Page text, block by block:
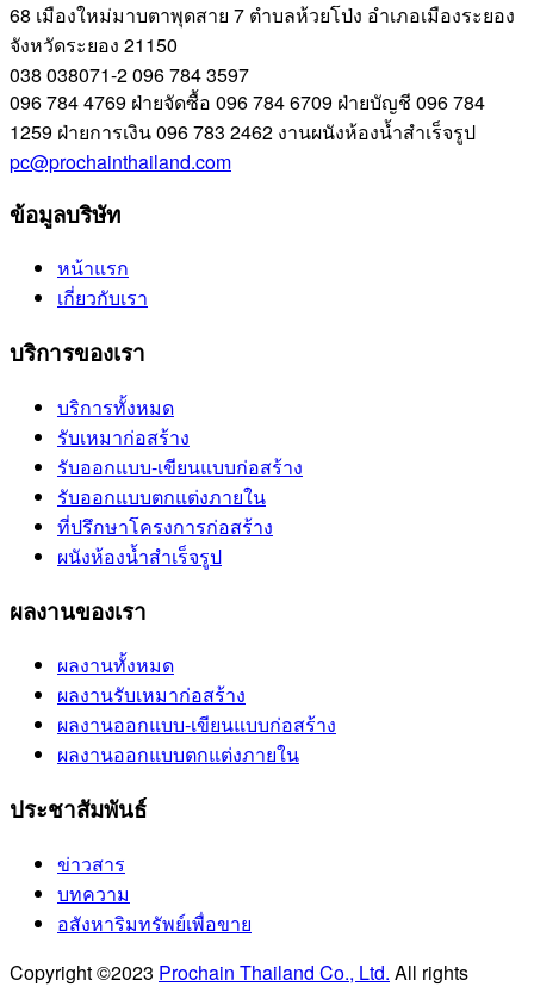
68 เมืองใหม่มาบตาพุดสาย 7 ตำบลห้วยโป่ง อำเภอเมืองระยอง
จังหวัดระยอง 21150
038 038071-2096 784 3597
096 784 4769 ฝ่ายจัดซื้อ 096 784 6709 ฝ่ายบัญชี 096 784
1259 ฝ่ายการเงิน096 783 2462 งานผนังห้องน้ำสำเร็จรูป
pc@prochainthailand.com
ข้อมูลบริษัท
หน้าแรก
เกี่ยวกับเรา
บริการของเรา
บริการทั้งหมด
รับเหมาก่อสร้าง
รับออกแบบ-เขียนแบบก่อสร้าง
รับออกแบบตกแต่งภายใน
ที่ปรึกษาโครงการก่อสร้าง
ผนังห้องน้ำสำเร็จรูป
ผลงานของเรา
ผลงานทั้งหมด
ผลงานรับเหมาก่อสร้าง
ผลงานออกแบบ-เขียนแบบก่อสร้าง
ผลงานออกแบบตกแต่งภายใน
ประชาสัมพันธ์
ข่าวสาร
บทความ
อสังหาริมทรัพย์เพื่อขาย
Copyright ©2023 Prochain Thailand Co., Ltd. All rights